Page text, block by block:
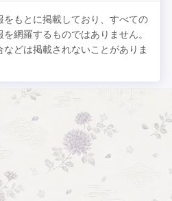
をもとに掲載しており、すべての
網羅するものではありません。
どは掲載されないことがありま